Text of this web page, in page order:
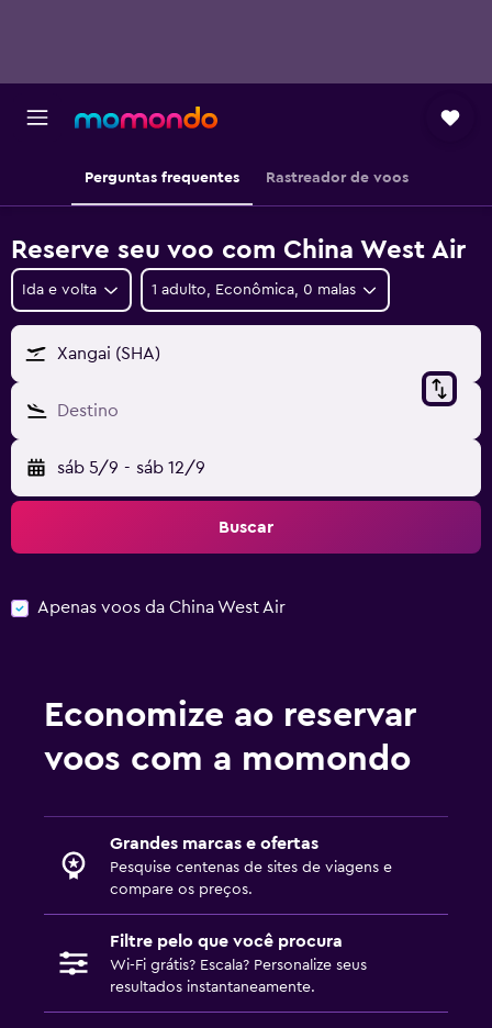
Perguntas frequentes Rastreador de voos
Reserve seu voo com China West Air
Ida e volta 1 adulto, Econômica, 0 malas
Xangai (SHA)
Destino
sáb 5/9 - sáb 12/9
Buscar
Apenas voos da China West Air
Economize ao reservar
voos com a momondo
Grandes marcas e ofertas
Pesquise centenas de sites de viagens e
compare os preços.
Filtre pelo que você procura
Wi-Fi grátis? Escala? Personalize seus
resultados instantaneamente.